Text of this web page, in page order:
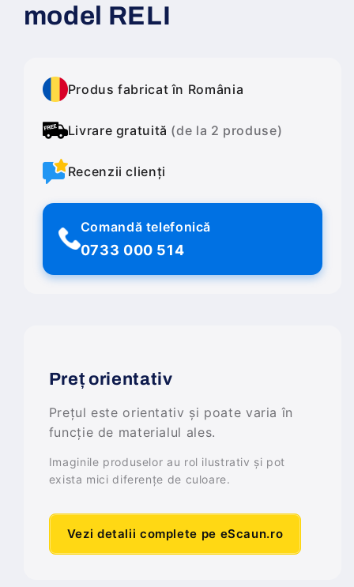
model RELI
Produs fabricat în România
Livrare gratuită (de la 2 produse)
Recenzii clienți
Comandă telefonică
0733 000 514
Preț orientativ
Prețul este orientativ și poate varia în
funcție de materialul ales.
Imaginile produselor au rol ilustrativ și pot
exista mici diferențe de culoare.
Vezi detalii complete pe eScaun.ro